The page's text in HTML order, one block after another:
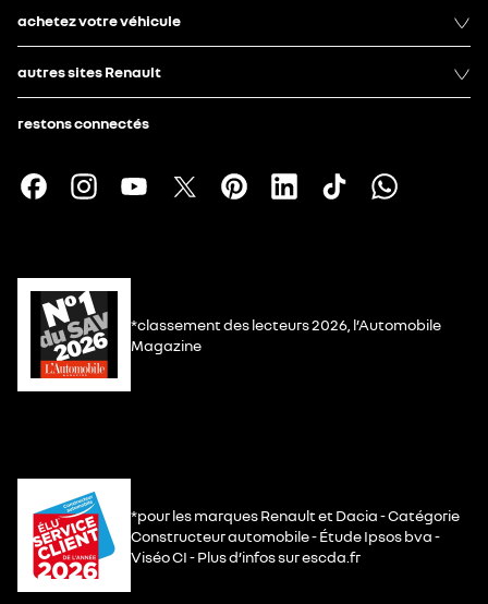
achetez votre véhicule
autres sites Renault
restons connectés
*classement des lecteurs 2026, l’Automobile
Magazine
*pour les marques Renault et Dacia - Catégorie
Constructeur automobile - Étude Ipsos bva -
Viséo CI - Plus d’infos sur escda.fr